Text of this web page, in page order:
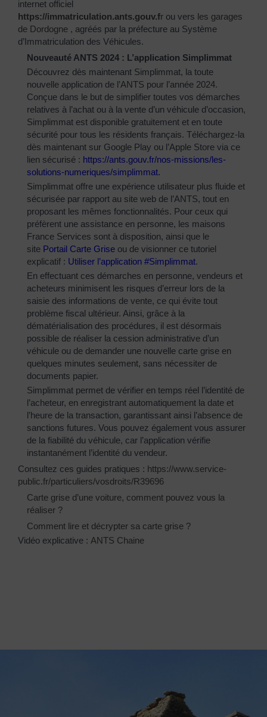
internet officiel
https://immatriculation.ants.gouv.fr ou vers les garages
de Dordogne , agréés par la préfecture au Système
d’Immatriculation des Véhicules.
Nouveauté ANTS 2024 : L’application Simplimmat
Découvrez dès maintenant Simplimmat, la toute
nouvelle application de l’ANTS pour l’année 2024.
Conçue dans le but de simplifier toutes vos démarches
relatives à l’achat ou à la vente d’un véhicule d’occasion,
Simplimmat est disponible gratuitement et en toute
sécurité pour tous les résidents français. Téléchargez-la
dès maintenant sur Google Play ou l’Apple Store via ce
lien sécurisé : https://ants.gouv.fr/nos-missions/les-
solutions-numeriques/simplimmat.
Simplimmat offre une expérience utilisateur plus fluide et
sécurisée par rapport au site web de l’ANTS, tout en
proposant les mêmes fonctionnalités. Pour ceux qui
préfèrent une assistance en personne, les maisons
France Services sont à disposition, ainsi que le
site Portail Carte Grise ou de visionner ce tutoriel
explicatif : Utiliser l’application #Simplimmat.
En effectuant ces démarches en personne, vendeurs et
acheteurs minimisent les risques d’erreur lors de la
saisie des informations de vente, ce qui évite tout
problème fiscal ultérieur. Ainsi, grâce à la
dématérialisation des procédures, il est désormais
possible de réaliser la cession administrative d’un
véhicule ou de demander une nouvelle carte grise en
quelques minutes seulement, sans nécessiter de
documents papier.
Simplimmat permet de vérifier en temps réel l’identité de
l’acheteur, en enregistrant automatiquement la date et
l’heure de la transaction, garantissant ainsi l’absence de
sanctions futures. Vous pouvez également vous assurer
de la fiabilité du véhicule, car l’application vérifie
instantanément l’identité du vendeur.
Consultez ces guides pratiques : https://www.service-
public.fr/particuliers/vosdroits/R39696
Carte grise d’une voiture, comment pouvez vous la
réaliser ?
Comment lire et décrypter sa carte grise ?
Vidéo explicative : ANTS Chaine